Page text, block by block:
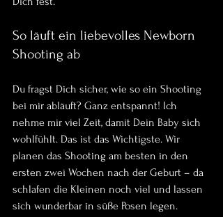
So läuft ein liebevolles Newborn
Shooting ab
Du fragst Dich sicher, wie so ein Shooting
bei mir abläuft? Ganz entspannt! Ich
nehme mir viel Zeit, damit Dein Baby sich
wohlfühlt. Das ist das Wichtigste. Wir
planen das Shooting am besten in den
ersten zwei Wochen nach der Geburt – da
schlafen die Kleinen noch viel und lassen
sich wunderbar in süße Posen legen.